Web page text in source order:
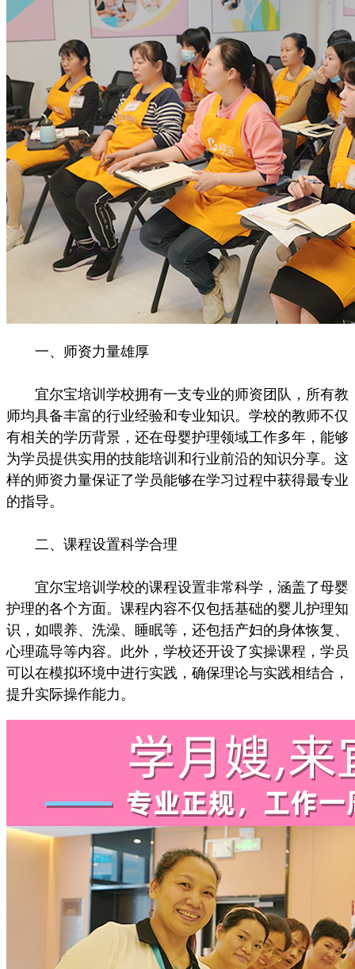
一、师资力量雄厚
宜尔宝培训学校拥有一支专业的师资团队，所有教
师均具备丰富的行业经验和专业知识。学校的教师不仅
有相关的学历背景，还在母婴护理领域工作多年，能够
为学员提供实用的技能培训和行业前沿的知识分享。这
样的师资力量保证了学员能够在学习过程中获得最专业
的指导。
二、课程设置科学合理
宜尔宝培训学校的课程设置非常科学，涵盖了母婴
护理的各个方面。课程内容不仅包括基础的婴儿护理知
识，如喂养、洗澡、睡眠等，还包括产妇的身体恢复、
心理疏导等内容。此外，学校还开设了实操课程，学员
可以在模拟环境中进行实践，确保理论与实践相结合，
提升实际操作能力。